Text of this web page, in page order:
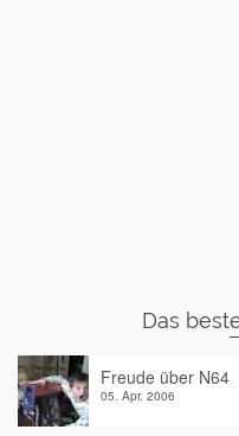
Das
Freude über N64
05. Apr. 2006